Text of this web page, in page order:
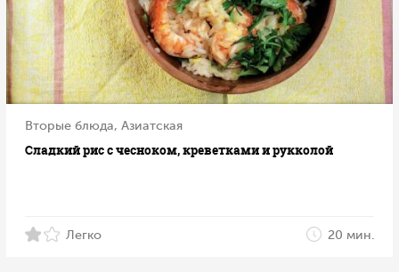
Вторые блюда, Азиатская
Сладкий рис с чесноком, креветками и рукколой
Легко 20 мин.